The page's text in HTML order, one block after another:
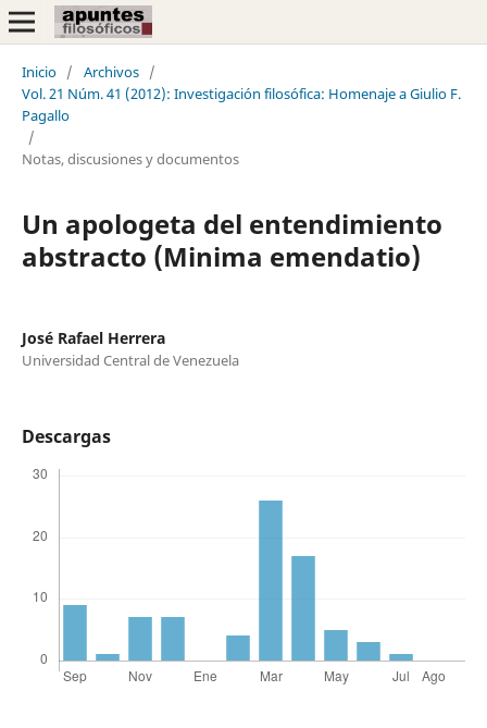
Inicio / Archivos /
Vol. 21 Núm. 41 (2012): Investigación filosófica: Homenaje a Giulio F.
Pagallo
/
Notas, discusiones y documentos
Un apologeta del entendimiento
abstracto (Minima emendatio)
José Rafael Herrera
Universidad Central de Venezuela
Descargas